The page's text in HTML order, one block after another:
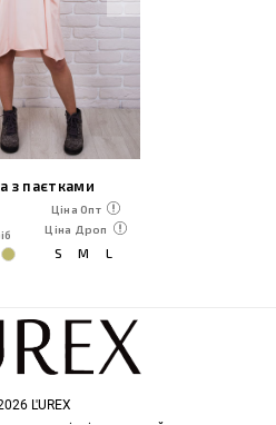
з паєтками
Ціна Опт
Ціна Дроп
S M L
L'UREX